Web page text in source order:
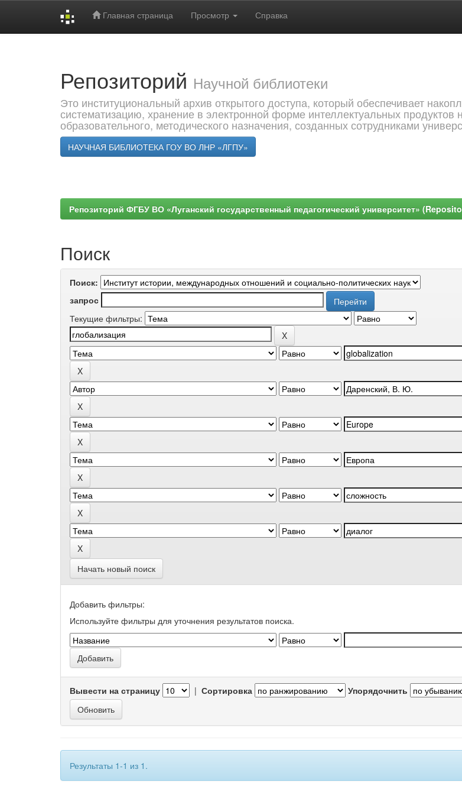
Главная страница Просмотр Справка
Репозиторий Научной библиотеки
Это институциональный архив открытого доступа, который обеспечивает
систематизацию, хранение в электронной форме интеллектуальных продуктов
образовательного, методического назначения, созданных сотрудниками
НАУЧНАЯ БИБЛИОТЕКА ГОУ ВО ЛНР «ЛГПУ»
Репозиторий ФГБУ ВО «Луганский государственный педагогический университет»
Поиск
Поиск:
запрос
Текущие фильтры:
Начать новый поиск
Добавить фильтры:
Используйте фильтры для уточнения результатов поиска.
Вывести на страницу | Сортировка Упорядочнить
Результаты 1-1 из 1.